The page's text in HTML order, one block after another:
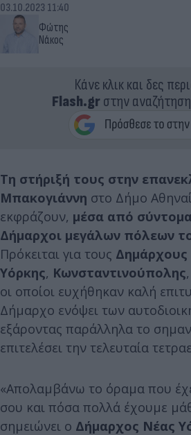
Φώτης
Νάκος
03.10.2023 11:40
Κάνε κλικ και δες
Flash.grστην
Τη στήριξή τους στην
Μπακογιάννη στο Δήμο
εκφράζουν, μέσα από
Δήμαρχοι μεγάλων πόλεων
Πρόκειται για τους Δημάρχους
Υόρκης, Κωνσταντινούπολης,
οι οποίοι ευχήθηκαν καλή
Δήμαρχο ενόψει των
εξάροντας παράλληλα το
επιτελέσει την τελευταία
«Απολαμβάνω το όραμα που
σου και πόσα πολλά έχουμε
σημειώνει ο Δήμαρχος Νέας